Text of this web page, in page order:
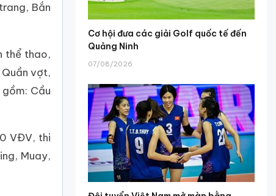
Bắn
thể thao,
vợt,
Cầu
VĐV, thi
Muay,
Cơ hội đưa các giải Golf quốc tế đến
Quảng Ninh
07/08/2026